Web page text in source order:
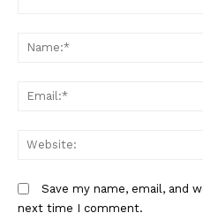
Save my name, email, and
next time I comment.